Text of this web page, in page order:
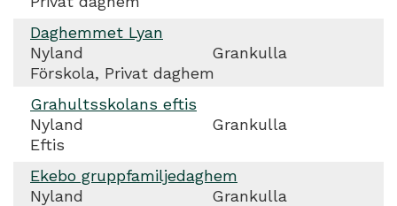
Daghemmet Lyan
Nyland
Grankulla
Förskola, Privat daghem
Grahultsskolans eftis
Nyland
Grankulla
Eftis
Ekebo gruppfamiljedaghem
Nyland
Grankulla